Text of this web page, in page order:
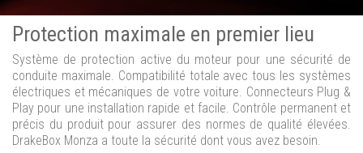
Protection maximale en premier lieu
Système de protection active du moteur pour une sécurité de
conduite maximale. Compatibilité totale avec tous les systèmes
électriques et mécaniques de votre voiture. Connecteurs Plug &
Play pour une installation rapide et facile. Contrôle permanent et
précis du produit pour assurer des normes de qualité élevées.
DrakeBox Monza a toute la sécurité dont vous avez besoin.